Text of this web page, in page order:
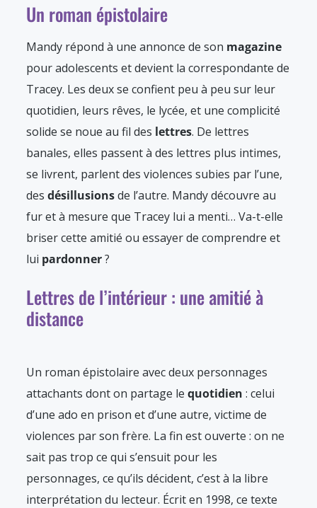
Un roman épistolaire
Mandy répond à une annonce de son magazine
pour adolescents et devient la correspondante de
Tracey. Les deux se confient peu à peu sur leur
quotidien, leurs rêves, le lycée, et une complicité
solide se noue au fil des lettres. De lettres
banales, elles passent à des lettres plus intimes,
se livrent, parlent des violences subies par l’une,
des désillusionsde l’autre. Mandy découvre au
fur et à mesure que Tracey lui a menti… Va-t-elle
briser cette amitié ou essayer de comprendre et
lui pardonner?
Lettres de l’intérieur : une amitié à
distance
Un roman épistolaire avec deux personnages
attachants dont on partage le quotidien : celui
d’une ado en prison et d’une autre, victime de
violences par son frère. La fin est ouverte : on ne
sait pas trop ce qui s’ensuit pour les
personnages, ce qu’ils décident, c’est à la libre
interprétation du lecteur. Écrit en 1998, ce texte